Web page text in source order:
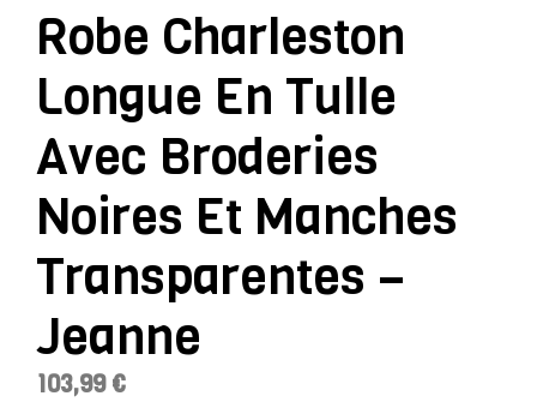
Robe Charleston
Longue En Tulle
Avec Broderies
Noires Et Manches
Transparentes –
Jeanne
103,99€